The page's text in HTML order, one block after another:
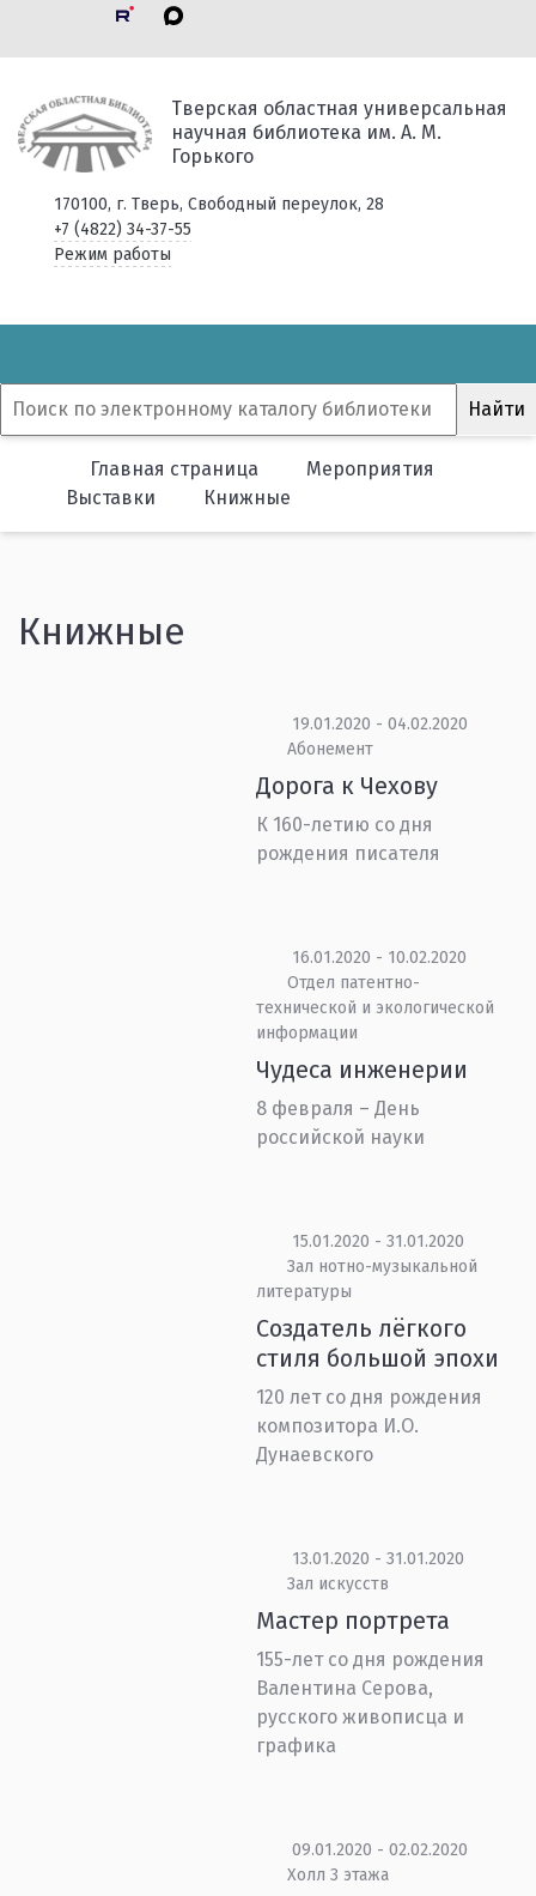
Тверская областная универсальная
научная библиотека им. А. М.
Горького
170100, г. Тверь, Свободный переулок, 28
+7 (4822) 34-37-55
Режим работы
Главная страница
Мероприятия
Выставки
Книжные
Книжные
19.01.2020 - 04.02.2020
Абонемент
Дорога к Чехову
К 160-летию со дня
рождения писателя
16.01.2020 - 10.02.2020
Отдел патентно-
технической и экологической
информации
Чудеса инженерии
8 февраля – День
российской науки
15.01.2020 - 31.01.2020
Зал нотно-музыкальной
литературы
Создатель лёгкого
стиля большой эпохи
120 лет со дня рождения
композитора И.О.
Дунаевского
13.01.2020 - 31.01.2020
Зал искусств
Мастер портрета
155-лет со дня рождения
Валентина Серова,
русского живописца и
графика
09.01.2020 - 02.02.2020
Холл 3 этажа